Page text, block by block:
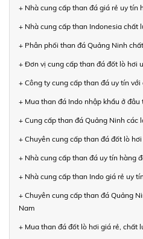
+ Nhà cung cấp than đá giá rẻ uy tín
+ Nhà cung cấp than Indonesia chất
+ Phân phối than đá Quảng Ninh
+ Đơn vị cung cấp than đá đốt lò hơi
+ Công ty cung cấp than đá uy tín
+ Mua than đá Indo nhập khẩu ở đâu
+ Cung cấp than đá Quảng Ninh các
+ Chuyên cung cấp than đá đốt lò
+ Nhà cung cấp than đá uy tín hàng
+ Nhà cung cấp than Indo giá rẻ uy
+ Chuyên cung cấp than đá Quảng
Nam
+ Mua than đá đốt lò hơi giá rẻ, chất